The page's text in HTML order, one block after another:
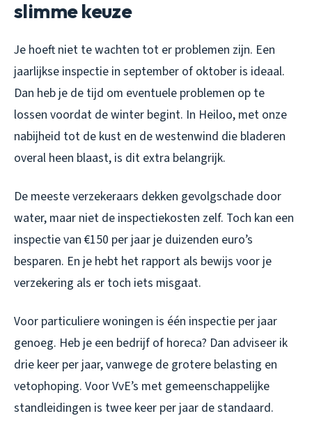
slimme keuze
Je hoeft niet te wachten tot er problemen zijn. Een
jaarlijkse inspectie in september of oktober is ideaal.
Dan heb je de tijd om eventuele problemen op te
lossen voordat de winter begint. In Heiloo, met onze
nabijheid tot de kust en de westenwind die bladeren
overal heen blaast, is dit extra belangrijk.
De meeste verzekeraars dekken gevolgschade door
water, maar niet de inspectiekosten zelf. Toch kan een
inspectie van €150 per jaar je duizenden euro’s
besparen. En je hebt het rapport als bewijs voor je
verzekering als er toch iets misgaat.
Voor particuliere woningen is één inspectie per jaar
genoeg. Heb je een bedrijf of horeca? Dan adviseer ik
drie keer per jaar, vanwege de grotere belasting en
vetophoping. Voor VvE’s met gemeenschappelijke
standleidingen is twee keer per jaar de standaard.